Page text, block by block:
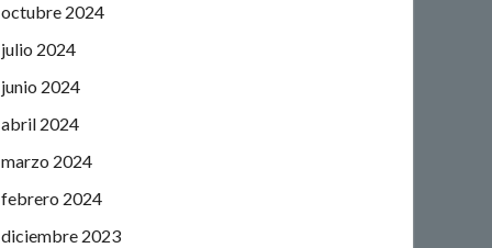
octubre 2024
julio 2024
junio 2024
abril 2024
marzo 2024
febrero 2024
diciembre 2023